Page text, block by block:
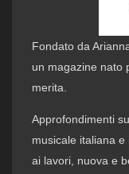
Fondato da Arianna
un magazine nato
merita.
Approfondimenti
musicale italiana
ai lavori, nuova e